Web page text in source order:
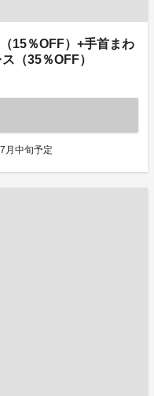
15％OFF）+手首まわ
（35％OFF）
月中旬予定